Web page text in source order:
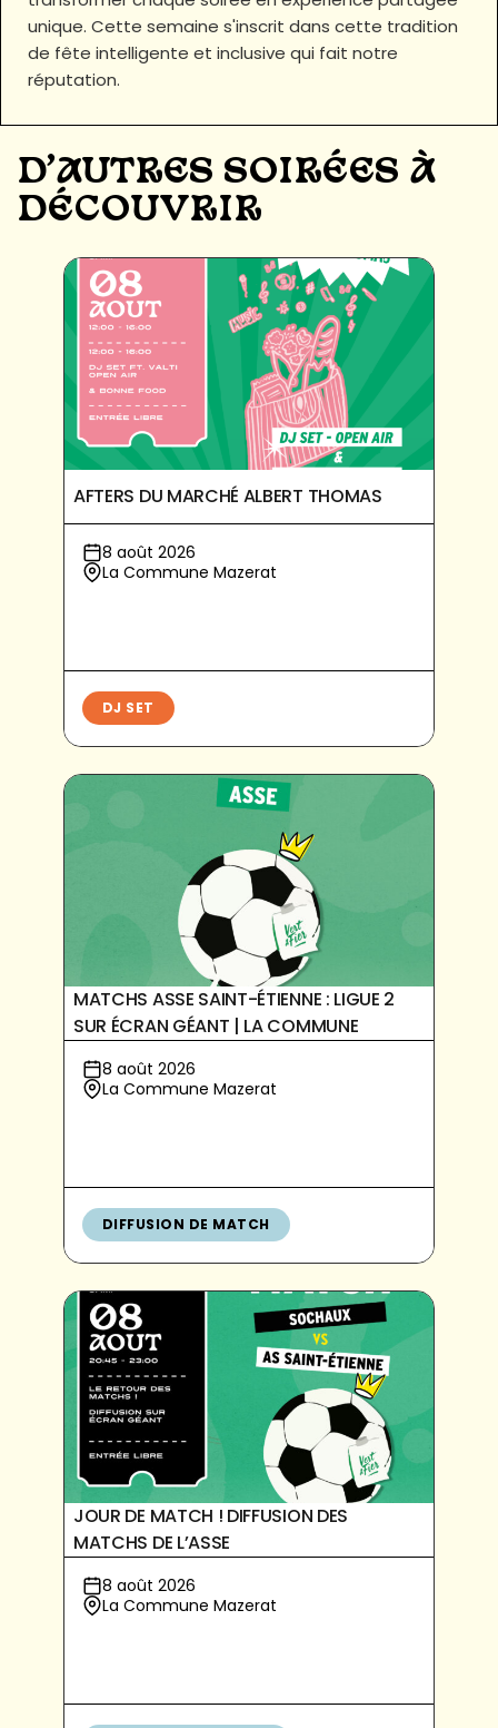
unique. Cette semaine s'inscrit dans cette tradition
de fête intelligente et inclusive qui fait notre
réputation.
D'AUTRES SOIRÉES À
DÉCOUVRIR
AFTERS DU MARCHÉ ALBERT THOMAS
8 août 2026
La Commune Mazerat
DJ SET
MATCHS ASSE SAINT-ÉTIENNE : LIGUE 2
SUR ÉCRAN GÉANT | LA COMMUNE
8 août 2026
La Commune Mazerat
DIFFUSION DE MATCH
JOUR DE MATCH ! DIFFUSION DES
MATCHS DE L’ASSE
8 août 2026
La Commune Mazerat